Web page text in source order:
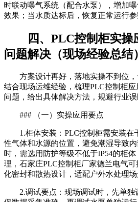
时联动曝气系统（配合水泵），增加
效果；当水质达标后，恢复正常运行参
四、PLC控制柜实操
问题解决（现场经验总结）
方案设计再好，落地实操不到位
结合现场运维经验，梳理PLC控制柜
问题，给出具体解决方法，规避行业误
### （一）实操应用要点
1.柜体安装：PLC控制柜需安装在
性气体和水源的位置，避免潮湿导致
时，需选用防护等级不低于IP54的柜
理，石家庄PLC控制柜厂家德兰电气
化密封和散热设计，适配户外水处理场
2.调试要点：现场调试时，先单